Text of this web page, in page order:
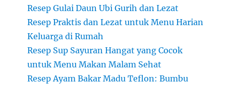
Resep Gulai Daun Ubi Gurih dan Lezat
Resep Praktis dan Lezat untuk Menu Harian
Keluarga di Rumah
Resep Sup Sayuran Hangat yang Cocok
untuk Menu Makan Malam Sehat
Resep Ayam Bakar Madu Teflon: Bumbu